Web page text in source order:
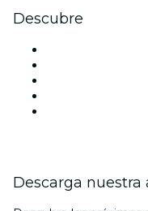
Descubre
Descarga nuestra